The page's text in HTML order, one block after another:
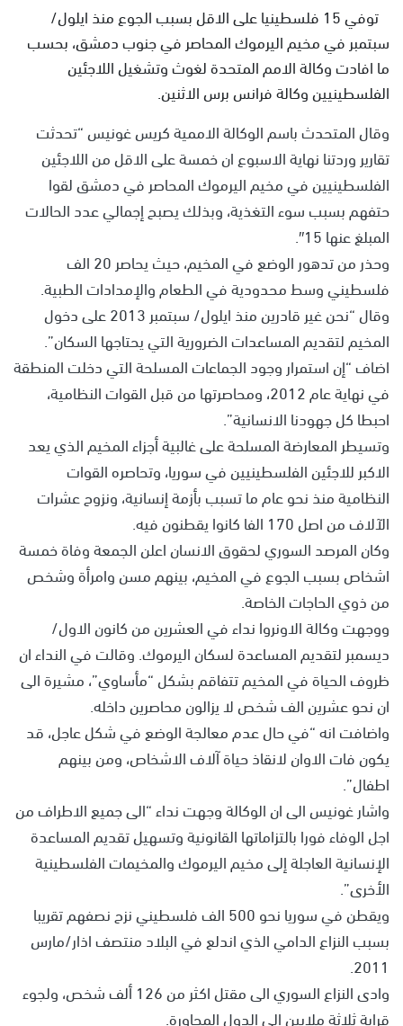
توفي 15 فلسطينيا على الاقل بسبب الجوع منذ ايلول/
سبتمبر في مخيم اليرموك المحاصر في جنوب دمشق، بحسب
ما افادت وكالة الامم المتحدة لغوث وتشغيل اللاجئين
الفلسطينيين وكالة فرانس برس الاثنين.
وقال المتحدث باسم الوكالة الاممية كريس غونيس “تحدثت
تقارير وردتنا نهاية الاسبوع ان خمسة على الاقل من اللاجئين
الفلسطينيين في مخيم اليرموك المحاصر في دمشق لقوا
حتفهم بسبب سوء التغذية، وبذلك يصبح إجمالي عدد الحالات
المبلغ عنها 15″.
وحذر من تدهور الوضع في المخيم، حيث يحاصر 20 الف
فلسطيني وسط محدودية في الطعام والإمدادات الطبية.
وقال “نحن غير قادرين منذ ايلول/ سبتمبر 2013 على دخول
المخيم لتقديم المساعدات الضرورية التي يحتاجها السكان”.
اضاف “إن استمرار وجود الجماعات المسلحة التي دخلت المنطقة
في نهاية عام 2012، ومحاصرتها من قبل القوات النظامية،
احبطا كل جهودنا الانسانية”.
وتسيطر المعارضة المسلحة على غالبية أجزاء المخيم الذي يعد
الاكبر للاجئين الفلسطينيين في سوريا، وتحاصره القوات
النظامية منذ نحو عام ما تسبب بأزمة إنسانية، ونزوح عشرات
الآلاف من اصل 170 الفا كانوا يقطنون فيه.
وكان المرصد السوري لحقوق الانسان اعلن الجمعة وفاة خمسة
اشخاص بسبب الجوع في المخيم، بينهم مسن وامرأة وشخص
من ذوي الحاجات الخاصة.
ووجهت وكالة الاونروا نداء في العشرين من كانون الاول/
ديسمبر لتقديم المساعدة لسكان اليرموك. وقالت في النداء ان
ظروف الحياة في المخيم تتفاقم بشكل “مأساوي”، مشيرة الى
ان نحو عشرين الف شخص لا يزالون محاصرين داخله.
واضافت انه “في حال عدم معالجة الوضع في شكل عاجل، قد
يكون فات الاوان لانقاذ حياة آلاف الاشخاص، ومن بينهم
اطفال”.
واشار غونيس الى ان الوكالة وجهت نداء “الى جميع الاطراف من
اجل الوفاء فورا بالتزاماتها القانونية وتسهيل تقديم المساعدة
الإنسانية العاجلة إلى مخيم اليرموك والمخيمات الفلسطينية
الأخرى”.
ويقطن في سوريا نحو 500 الف فلسطيني نزح نصفهم تقريبا
بسبب النزاع الدامي الذي اندلع في البلاد منتصف اذار/مارس
2011.
وادى النزاع السوري الى مقتل اكثر من 126 ألف شخص، ولجوء
قرابة ثلاثة ملايين الى الدول المجاورة.